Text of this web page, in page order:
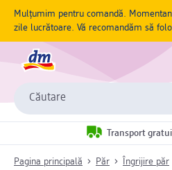
Mulțumim pentru comandă.
zile lucrătoare. Vă recomandăm să
Căutare
Transport
Pagina principală Păr Îngrijire păr